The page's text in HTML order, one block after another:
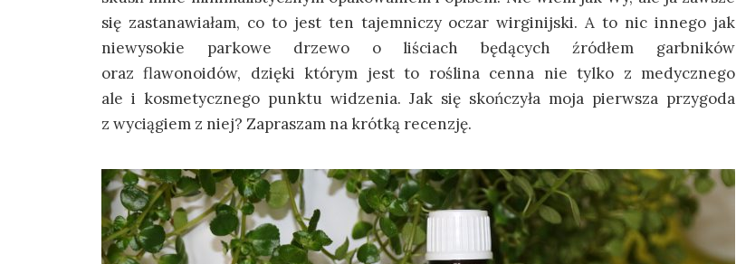
się zastanawiałam, co to jest ten tajemniczy oczar wirginijski. A to nic innego jak
niewysokie parkowe drzewo o liściach będących źródłem garbników
oraz flawonoidów, dzięki którym jest to roślina cenna nie tylko z medycznego
ale i kosmetycznego punktu widzenia. Jak się skończyła moja pierwsza przygoda
z wyciągiem z niej? Zapraszam na krótką recenzję.